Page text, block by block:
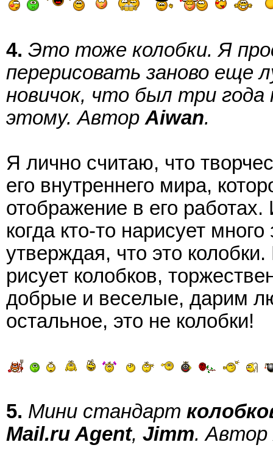
4. Это тоже колобки. Я
перерисовать заново еще
новичок, что был три года
этому. Автор Aiwan.
Я лично считаю, что
его внутреннего мира,
отображение в его
когда кто-то нарисует
утверждая, что это
рисует колобков,
добрые и веселые, дарим
остальное, это не колобки!
5. Мини стандарт
Mail.ru Agent, Jimm. Автор